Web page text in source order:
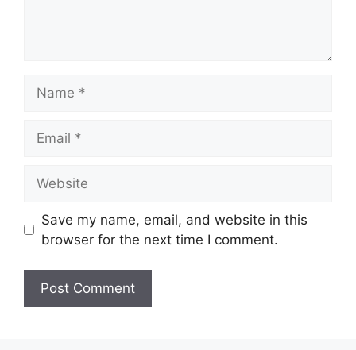
Save my name, email, and website in this
browser for the next time I comment.